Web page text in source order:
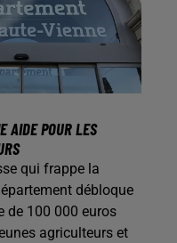
AIDE POUR LES
qui frappe la
débloque
de 100 000 euros
agriculteurs et